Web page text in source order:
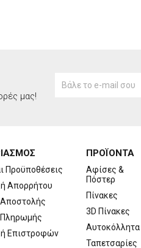
μας!
Προϋποθέσεις
Απορρήτου
Πληρωμής
Επιστροφών
ΠΡΟΪΟΝΤΑ
Αφίσες &
Πόστερ
Πίνακες
3D Πίνακες
Αυτοκόλλητα
Ταπετσαρίες